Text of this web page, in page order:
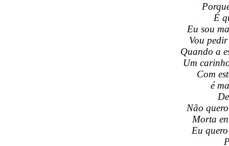
É
Eu sou
Vou
Quando a
Um
Com
é
Não
Morta
Eu